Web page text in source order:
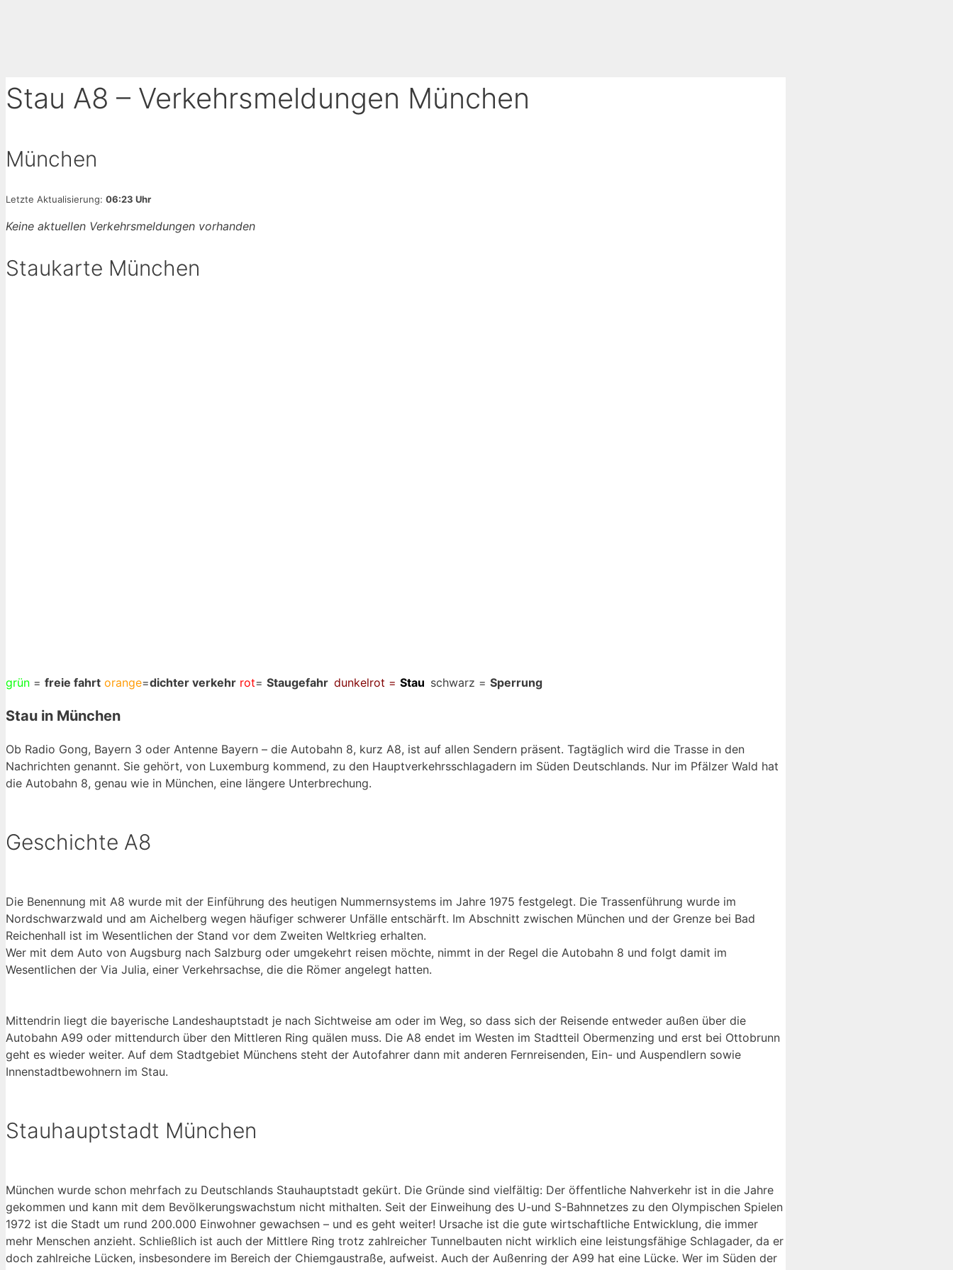
Stau A8 – Verkehrsmeldungen München
München
Letzte Aktualisierung: 06:23 Uhr
Keine aktuellen Verkehrsmeldungen vorhanden
Staukarte München
Mit Klick auf „Staukarte laden“ werden externe Inhalte
von Google nachgeladen. Mit dem Klick auf "Staukarte
Datenschutzerklärung ansehen
grün = freie fahrt orange=dichter verkehr rot= Staugefahr dunkelrot = Stau schwarz = Sperrung
Stau in München
Ob Radio Gong, Bayern 3 oder Antenne Bayern – die Autobahn 8, kurz A8, ist auf allen Sendern präsent. Tagtäglich wird die Trasse in den
Nachrichten genannt. Sie gehört, von Luxemburg kommend, zu den Hauptverkehrsschlagadern im Süden Deutschlands. Nur im Pfälzer Wald hat
die Autobahn 8, genau wie in München, eine längere Unterbrechung.
Geschichte A8
Die Benennung mit A8 wurde mit der Einführung des heutigen Nummernsystems im Jahre 1975 festgelegt. Die Trassenführung wurde im
Nordschwarzwald und am Aichelberg wegen häufiger schwerer Unfälle entschärft. Im Abschnitt zwischen München und der Grenze bei Bad
Reichenhall ist im Wesentlichen der Stand vor dem Zweiten Weltkrieg erhalten.
Wer mit dem Auto von Augsburg nach Salzburg oder umgekehrt reisen möchte, nimmt in der Regel die Autobahn 8 und folgt damit im
Wesentlichen der Via Julia, einer Verkehrsachse, die die Römer angelegt hatten.
Mittendrin liegt die bayerische Landeshauptstadt je nach Sichtweise am oder im Weg, so dass sich der Reisende entweder außen über die
Autobahn A99 oder mittendurch über den Mittleren Ring quälen muss. Die A8 endet im Westen im Stadtteil Obermenzing und erst bei Ottobrunn
geht es wieder weiter. Auf dem Stadtgebiet Münchens steht der Autofahrer dann mit anderen Fernreisenden, Ein- und Auspendlern sowie
Innenstadtbewohnern im Stau.
Stauhauptstadt München
München wurde schon mehrfach zu Deutschlands Stauhauptstadt gekürt. Die Gründe sind vielfältig: Der öffentliche Nahverkehr ist in die Jahre
gekommen und kann mit dem Bevölkerungswachstum nicht mithalten. Seit der Einweihung des U-und S-Bahnnetzes zu den Olympischen Spielen
1972 ist die Stadt um rund 200.000 Einwohner gewachsen – und es geht weiter! Ursache ist die gute wirtschaftliche Entwicklung, die immer
mehr Menschen anzieht. Schließlich ist auch der Mittlere Ring trotz zahlreicher Tunnelbauten nicht wirklich eine leistungsfähige Schlagader, da er
doch zahlreiche Lücken, insbesondere im Bereich der Chiemgaustraße, aufweist. Auch der Außenring der A99 hat eine Lücke. Wer im Süden der